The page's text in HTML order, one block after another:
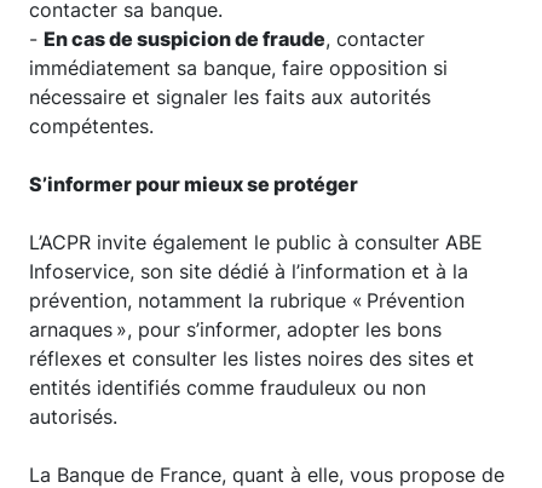
contacter sa banque.
- En cas de suspicion de fraude, contacter
immédiatement sa banque, faire opposition si
nécessaire et signaler les faits aux autorités
compétentes.
S’informer pour mieux se protéger
L’ACPR invite également le public à consulter ABE
Infoservice, son site dédié à l’information et à la
prévention, notamment la rubrique « Prévention
arnaques », pour s’informer, adopter les bons
réflexes et consulter les listes noires des sites et
entités identifiés comme frauduleux ou non
autorisés.
La Banque de France, quant à elle, vous propose de